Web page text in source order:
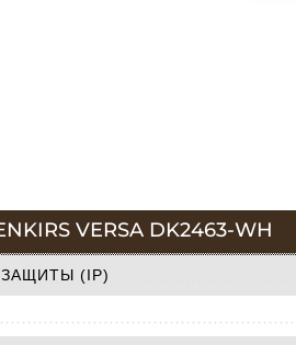
VERSA DK2463-WH
(IP)